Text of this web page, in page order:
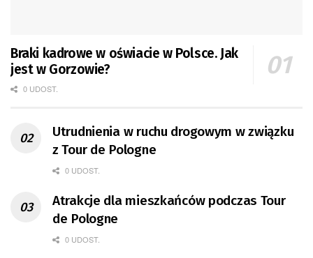
Braki kadrowe w oświacie w Polsce. Jak
jest w Gorzowie?
0 UDOST.
Utrudnienia w ruchu drogowym w związku
z Tour de Pologne
0 UDOST.
Atrakcje dla mieszkańców podczas Tour
de Pologne
0 UDOST.